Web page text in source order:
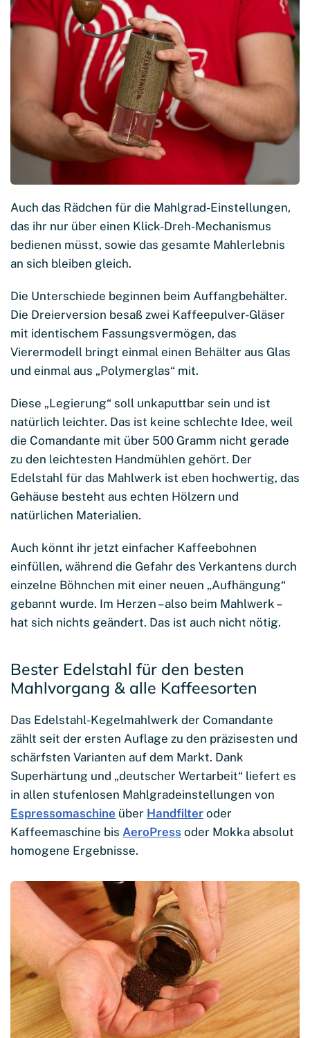
Auch das Rädchen für die Mahlgrad-Einstellungen,
das ihr nur über einen Klick-Dreh-Mechanismus
bedienen müsst, sowie das gesamte Mahlerlebnis
an sich bleiben gleich.
Die Unterschiede beginnen beim Auffangbehälter.
Die Dreierversion besaß zwei Kaffeepulver-Gläser
mit identischem Fassungsvermögen, das
Vierermodell bringt einmal einen Behälter aus Glas
und einmal aus „Polymerglas“ mit.
Diese „Legierung“ soll unkaputtbar sein und ist
natürlich leichter. Das ist keine schlechte Idee, weil
die Comandante mit über 500 Gramm nicht gerade
zu den leichtesten Handmühlen gehört. Der
Edelstahl für das Mahlwerk ist eben hochwertig, das
Gehäuse besteht aus echten Hölzern und
natürlichen Materialien.
Auch könnt ihr jetzt einfacher Kaffeebohnen
einfüllen, während die Gefahr des Verkantens durch
einzelne Böhnchen mit einer neuen „Aufhängung“
gebannt wurde. Im Herzen – also beim Mahlwerk –
hat sich nichts geändert. Das ist auch nicht nötig.
Bester Edelstahl für den besten
Mahlvorgang & alle Kaffeesorten
Das Edelstahl-Kegelmahlwerk der Comandante
zählt seit der ersten Auflage zu den präzisesten und
schärfsten Varianten auf dem Markt. Dank
Superhärtung und „deutscher Wertarbeit“ liefert es
in allen stufenlosen Mahlgradeinstellungen von
Espressomaschine über Handfilter oder
Kaffeemaschine bis AeroPress oder Mokka absolut
homogene Ergebnisse.